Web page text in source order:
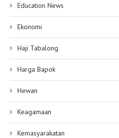
Education News
Ekonomi
Haji Tabalong
Harga Bapok
Hewan
Keagamaan
Kemasyarakatan